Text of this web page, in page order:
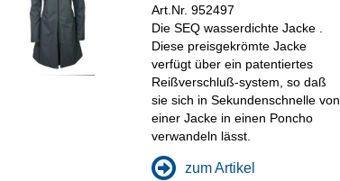
Art.Nr. 952497
Die SEQ wasserdichte Jacke .
Diese preisgekrömte Jacke
verfügt über ein patentiertes
Reißverschluß-system, so daß
sie sich in Sekundenschnelle von
einer Jacke in einen Poncho
verwandeln lässt.
zum Artikel